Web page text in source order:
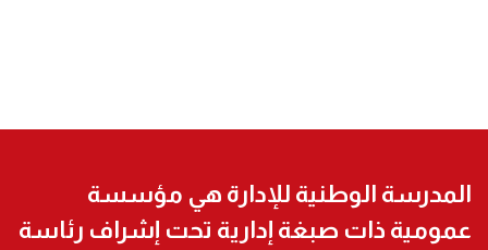
المدرسة الوطنية للإدارة هي مؤسسة
عمومية ذات صبغة إدارية تحت إشراف رئاسة